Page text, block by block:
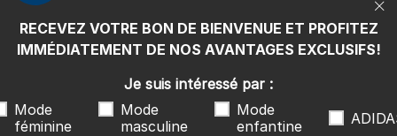
rubrique « Newsletter ». Je peux révoquer ce consentement à tout
Nous livrons avec
RECEVEZ VOTRE BON DE BIENVENUE ET PROFITEZ
IMMÉDIATEMENT DE NOS AVANTAGES EXCLUSIFS!
Je suis intéressé par :
Mode
féminine
Mode
masculine
Mode
enfantine